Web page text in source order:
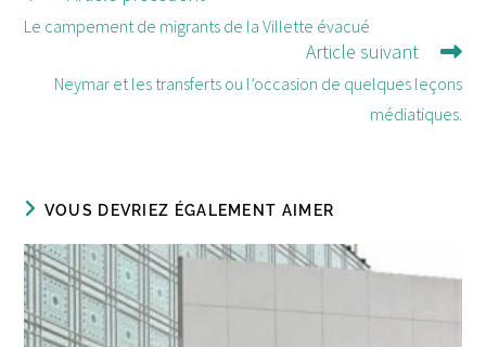
d'autres
Le campement de migrants de la Villette évacué
Article suivant
Neymar et les transferts ou l’occasion de quelques leçons
médiatiques.
VOUS DEVRIEZ ÉGALEMENT AIMER